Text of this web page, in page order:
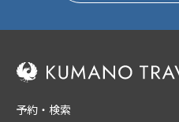
予約・検索